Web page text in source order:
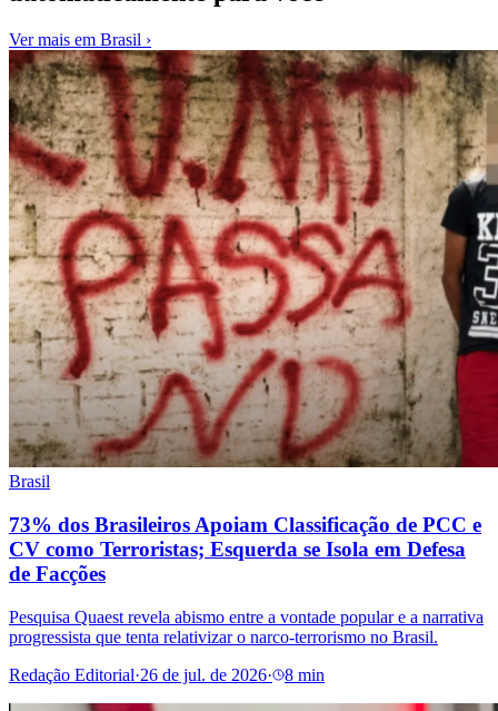
Ver mais em Brasil ›
Brasil
73% dos Brasileiros Apoiam Classificação de PCC e
CV como Terroristas; Esquerda se Isola em Defesa
de Facções
Pesquisa Quaest revela abismo entre a vontade popular e a narrativa
progressista que tenta relativizar o narco-terrorismo no Brasil.
Redação Editorial·26 de jul. de 2026· 8 min